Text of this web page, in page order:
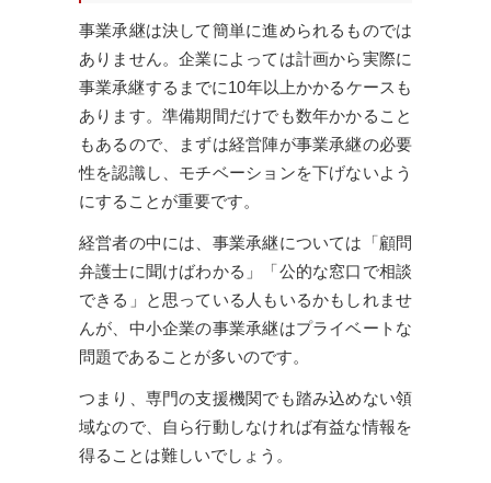
事業承継は決して簡単に進められるものでは
ありません。企業によっては計画から実際に
事業承継するまでに10年以上かかるケースも
あります。準備期間だけでも数年かかること
もあるので、まずは経営陣が事業承継の必要
性を認識し、モチベーションを下げないよう
にすることが重要です。
経営者の中には、事業承継については「顧問
弁護士に聞けばわかる」「公的な窓口で相談
できる」と思っている人もいるかもしれませ
んが、中小企業の事業承継はプライベートな
問題であることが多いのです。
つまり、専門の支援機関でも踏み込めない領
域なので、自ら行動しなければ有益な情報を
得ることは難しいでしょう。